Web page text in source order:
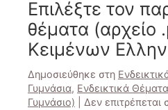
Επιλέξτε τον
θέματα (αρχείο
Κειμένων
Δημοσιεύθηκε στη
Γυμνάσια, Ενδεικτικά
Γυμνάσιο)
Δεν επιτρέπεται